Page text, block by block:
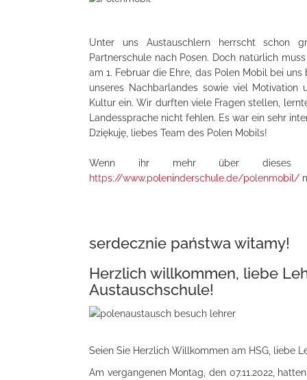
Unter uns Austauschlern herrscht schon
Partnerschule nach Posen. Doch natürlich
am 1. Februar die Ehre, das Polen Mobil bei
unseres Nachbarlandes sowie viel
Kultur ein. Wir durften viele Fragen stellen,
Landessprache nicht fehlen. Es war ein sehr
Dziękuję, liebes Team des Polen Mobils!
Wenn ihr mehr über dieses
https://www.poleninderschule.de/polenmobil/
serdecznie państwa witamy!
Herzlich willkommen, liebe
Austauschschule!
Seien Sie Herzlich Willkommen am HSG, liebe
Am vergangenen Montag, den 07.11.2022,